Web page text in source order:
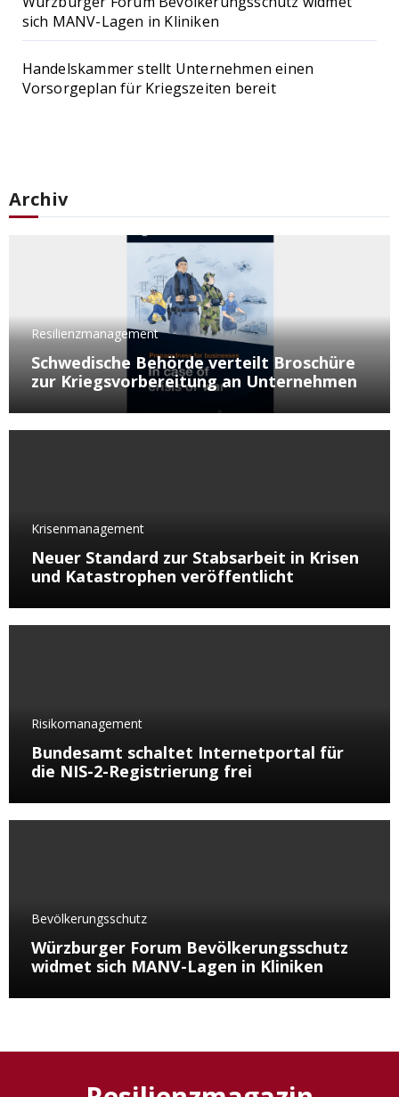
sich MANV-Lagen in Kliniken
Handelskammer stellt Unternehmen einen
Vorsorgeplan für Kriegszeiten bereit
Archiv
Resilienzmanagement
Schwedische Behörde verteilt Broschüre
zur Kriegsvorbereitung an Unternehmen
Krisenmanagement
Neuer Standard zur Stabsarbeit in Krisen
und Katastrophen veröffentlicht
Risikomanagement
Bundesamt schaltet Internetportal für
die NIS-2-Registrierung frei
Bevölkerungsschutz
Würzburger Forum Bevölkerungsschutz
widmet sich MANV-Lagen in Kliniken